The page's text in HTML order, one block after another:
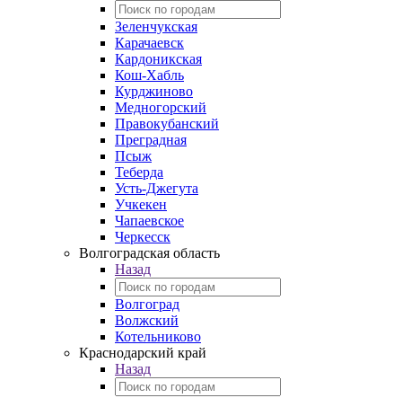
Зеленчукская
Карачаевск
Кардоникская
Кош-Хабль
Курджиново
Медногорский
Правокубанский
Преградная
Псыж
Теберда
Усть-Джегута
Учкекен
Чапаевское
Черкесск
Волгоградская область
Назад
Волгоград
Волжский
Котельниково
Краснодарский край
Назад